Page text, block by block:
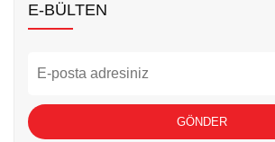
E-BÜLTEN
GÖNDER